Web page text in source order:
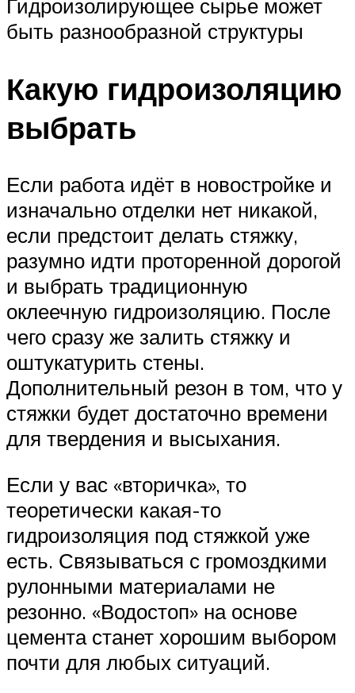
Гидроизолирующее сырье может
быть разнообразной структуры
Какую гидроизоляцию
выбрать
Если работа идёт в новостройке и
изначально отделки нет никакой,
если предстоит делать стяжку,
разумно идти проторенной дорогой
и выбрать традиционную
оклеечную гидроизоляцию. После
чего сразу же залить стяжку и
оштукатурить стены.
Дополнительный резон в том, что у
стяжки будет достаточно времени
для твердения и высыхания.
Если у вас «вторичка», то
теоретически какая-то
гидроизоляция под стяжкой уже
есть. Связываться с громоздкими
рулонными материалами не
резонно. «Водостоп» на основе
цемента станет хорошим выбором
почти для любых ситуаций.